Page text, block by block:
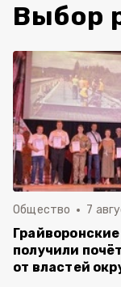
Выбор
Общество 7
получили
от властей